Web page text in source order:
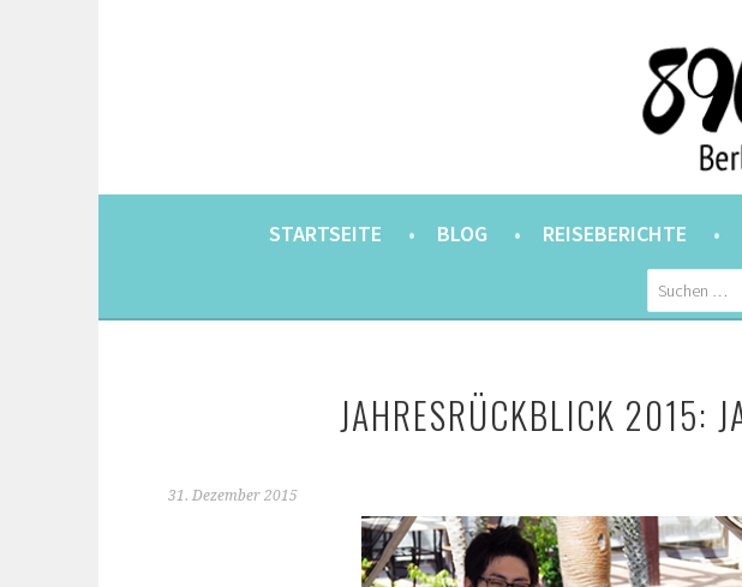
STARTSEITE BLOG REISEBERICHTE
Suchen
nach:
JAHRESRÜCKBLICK 2015:
31. Dezember 2015